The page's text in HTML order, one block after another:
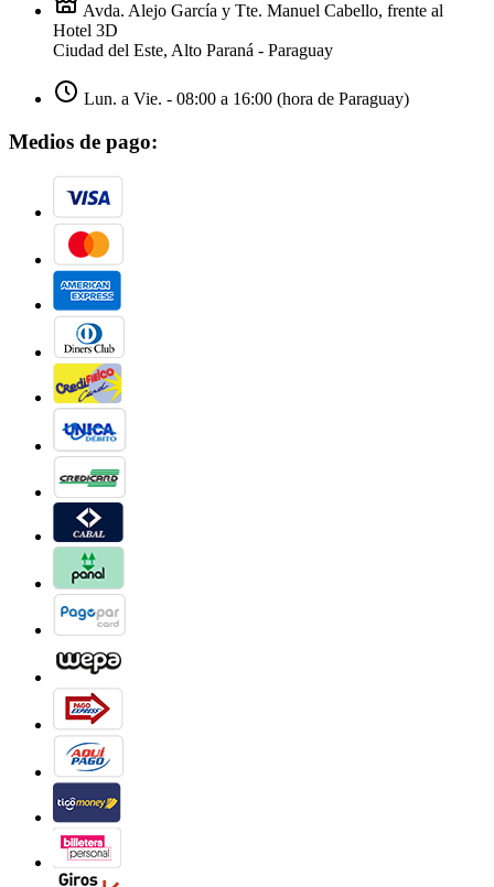
Avda. Alejo García y Tte. Manuel Cabello, frente al
Hotel 3D
Ciudad del Este, Alto Paraná - Paraguay
Lun. a Vie. - 08:00 a 16:00 (hora de Paraguay)
Medios de pago: